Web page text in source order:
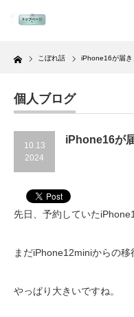
Home こぼれ話 iPhone16が届き
個人ブログ
10.13
2024
iPhone16が
先日、予約していた
まだiPhone12miniからの移
やっぱり大きいですね。